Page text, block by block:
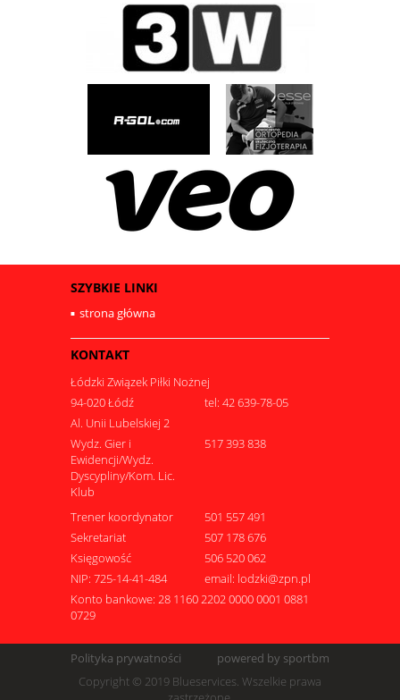
SZYBKIE LINKI
strona główna
KONTAKT
Łódzki Związek Piłki Nożnej
94-020 Łódź
tel: 42 639-78-05
Al. Unii Lubelskiej 2
Wydz. Gier i
Ewidencji/Wydz.
Dyscypliny/Kom. Lic.
Klub
517 393 838
Trener koordynator
501 557 491
Sekretariat
507 178 676
Księgowość
506 520 062
NIP: 725-14-41-484
email: lodzki@zpn.pl
Konto bankowe: 28 1160 2202 0000 0001 0881
0729
Polityka prywatności
powered by sportbm
Copyright © 2019 Blueservices. Wszelkie prawa